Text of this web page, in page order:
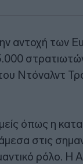
αντοχή των
Ντόναλντ
όπως η
στις
ρόλο. Η